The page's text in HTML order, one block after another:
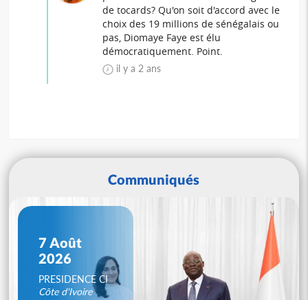
de tocards? Qu'on soit d'accord avec le
choix des 19 millions de sénégalais ou
pas, Diomaye Faye est élu
démocratiquement. Point.
il y a 2 ans
Communiqués
7 Août
2026
PRESIDENCE CI
Côte d'Ivoire